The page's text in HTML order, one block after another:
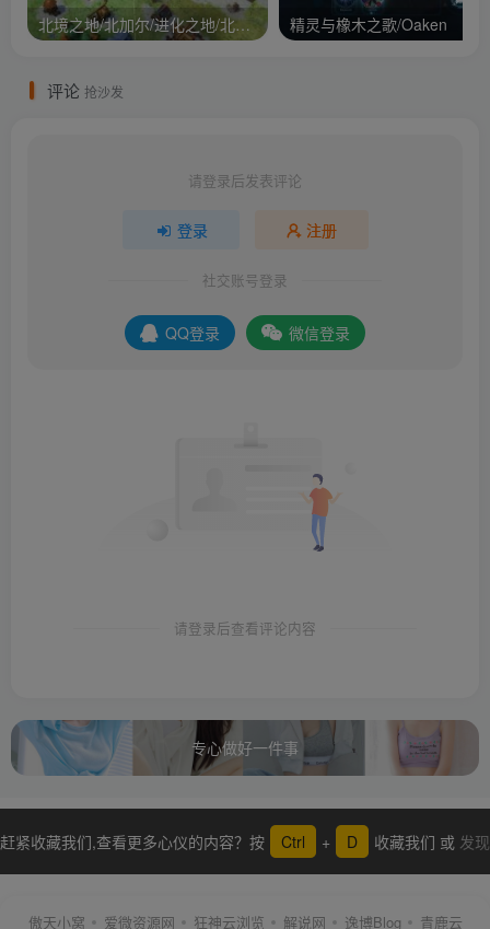
北境之地/北加尔/进化之地/北方花园/Northgard 精灵与橡木之歌/Oaken
评论 抢沙发
请登录后发表评论
登录 注册
社交账号登录
QQ登录 微信登录
请登录后查看评论内容
专心做好一件事
赶紧收藏我们,查看更多心仪的内容？按 Ctrl + D 收藏我们 或 发现
傲天小窝 爱微资源网 狂神云浏览 解说网 逸博Blog 青鹿云